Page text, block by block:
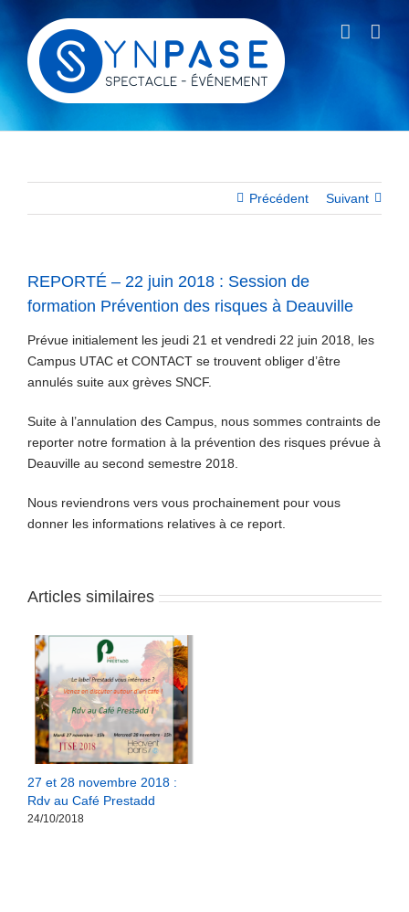
contenu
Précédent Suivant
REPORTÉ – 22 juin 2018 : Session de
formation Prévention des risques à Deauville
Prévue initialement les jeudi 21 et vendredi 22 juin 2018, les
Campus UTAC et CONTACT se trouvent obliger d’être
annulés suite aux grèves SNCF.
Suite à l’annulation des Campus, nous sommes contraints de
reporter notre formation à la prévention des risques prévue à
Deauville au second semestre 2018.
Nous reviendrons vers vous prochainement pour vous
donner les informations relatives à ce report.
Articles similaires
27 et 28 novembre 2018 :
Rdv au Café Prestadd
24/10/2018